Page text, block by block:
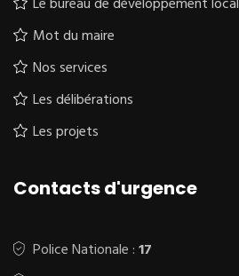
Mot du maire
Nos services
Les délibérations
Les projets
Contacts d'urgence
Police Nationale :17